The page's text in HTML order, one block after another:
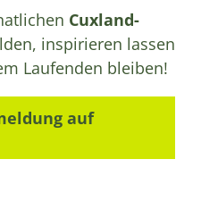
Cuxland-
inspirieren lassen
Laufenden bleiben!
auf